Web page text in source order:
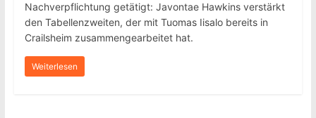
Nachverpflichtung getätigt: Javontae Hawkins verstärkt
den Tabellenzweiten, der mit Tuomas Iisalo bereits in
Crailsheim zusammengearbeitet hat.
Weiterlesen